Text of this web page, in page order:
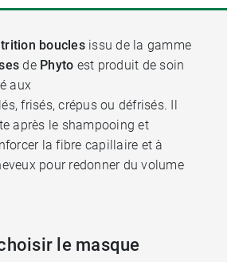
boucles issu de la gamme
dePhyto est produit de soin
aux
frisés, crépus ou défrisés. Il
après le shampooing et
la fibre capillaire et à
pour redonner du volume
le masque